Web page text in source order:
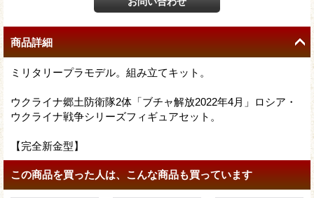
商品詳細
ミリタリープラモデル。組み立てキット。
ウクライナ郷土防衛隊2体「ブチャ解放2022年4月」ロシア・
ウクライナ戦争シリーズフィギュアセット。
【完全新金型】
この商品を買った人は、こんな商品も買っています